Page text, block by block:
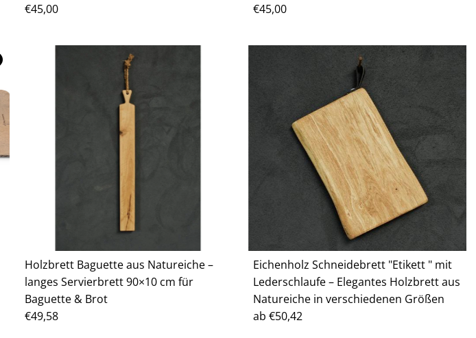
Regulärer
€45,00
Regulärer
€45,00
Holzbrett Baguette aus Natureiche –
langes Servierbrett 90×10 cm für
Baguette & Brot
Regulärer
€49,58
Eichenholz Schneidebrett "Etikett " mit
Lederschlaufe – Elegantes Holzbrett aus
Natureiche in verschiedenen Größen
Regulärer
ab €50,42